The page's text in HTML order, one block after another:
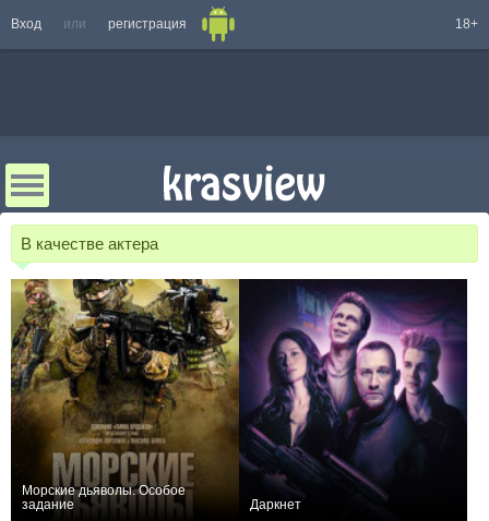
Вход или регистрация 18+
В качестве актера
Морские дьяволы. Особое
задание
Даркнет